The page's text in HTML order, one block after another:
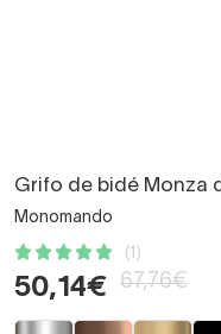
Grifo de bidé Monza
Monomando
(1)
50,14€ 67,76€